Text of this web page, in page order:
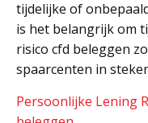
tijdelijke of
is het belangrijk om
risico cfd beleggen
spaarcenten in
Persoonlijke Lening